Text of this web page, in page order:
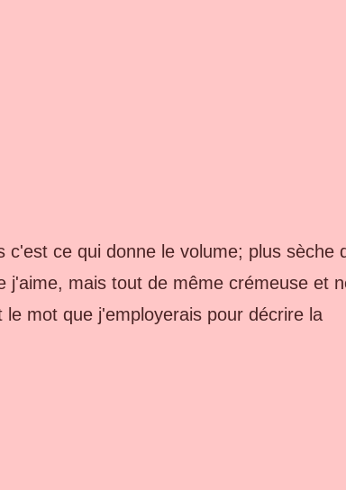
ce qui donne le volume; plus sèche
j'aime, mais tout de même crémeuse et
le mot que j'employerais pour décrire la